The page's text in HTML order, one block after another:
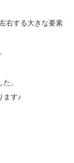
右する大きな要素
。
ます♪